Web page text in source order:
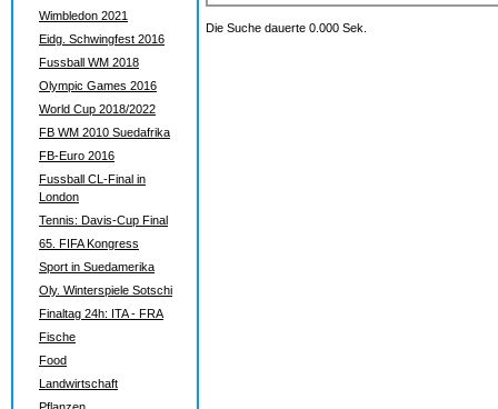
Wimbledon 2021
Eidg. Schwingfest 2016
Fussball WM 2018
Olympic Games 2016
World Cup 2018/2022
FB WM 2010 Suedafrika
FB-Euro 2016
Fussball CL-Final in
London
Tennis: Davis-Cup Final
65. FIFA Kongress
Sport in Suedamerika
Oly. Winterspiele Sotschi
Finaltag 24h: ITA - FRA
Fische
Food
Landwirtschaft
Die Suche dauerte 0.000 Sek.